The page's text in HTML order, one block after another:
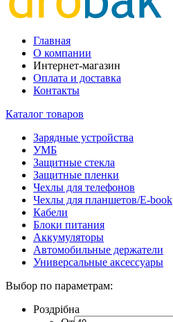
Главная
О компании
Интернет-магазин
Оплата и доставка
Контакты
Каталог товаров
Зарядные устройства
УМБ
Защитные стекла
Защитные пленки
Чехлы для телефонов
Чехлы для планшетов/E-book
Кабели
Блоки питания
Аккумуляторы
Автомобильные держатели
Универсальные аксессуары
Выбор по параметрам:
Роздрібна